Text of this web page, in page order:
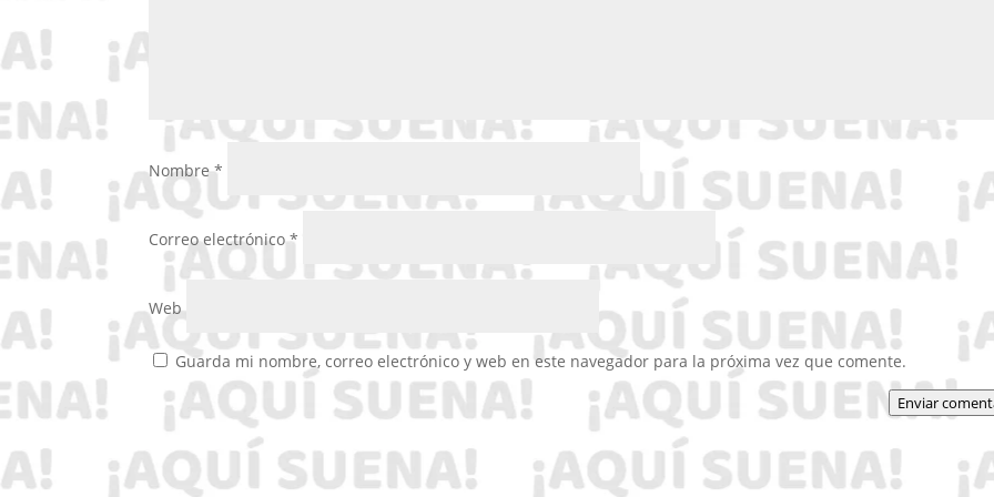
Nombre*
Correo electrónico*
Web
Guarda mi nombre, correo electrónico y web en este navegador para la próxima vez que comente.
Enviar